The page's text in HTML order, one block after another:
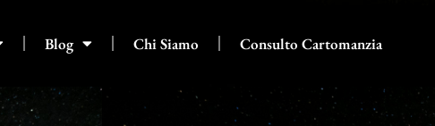
Blog Chi Siamo Consulto Cartomanzia